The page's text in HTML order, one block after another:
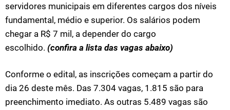
servidores municipais em diferentes cargos dos níveis
fundamental, médio e superior. Os salários podem
chegar a R$ 7 mil, a depender do cargo
escolhido. (confira a lista das vagas abaixo)
Conforme o edital, as inscrições começam a partir do
dia 26 deste mês. Das 7.304 vagas, 1.815 são para
preenchimento imediato. As outras 5.489 vagas são